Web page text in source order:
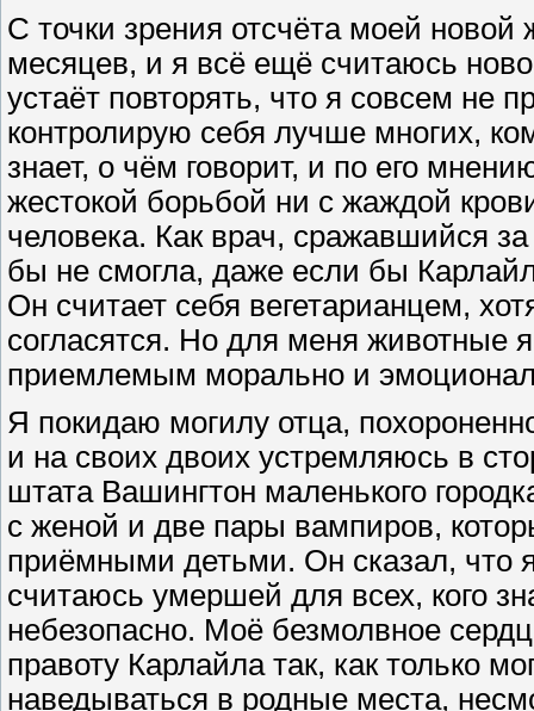
С точки зрения отсчёта моей
месяцев, и я всё ещё считаюсь
устаёт повторять, что я совсем не
контролирую себя лучше многих,
знает, о чём говорит, и по его
жестокой борьбой ни с жаждой
человека. Как врач, сражавшийся
бы не смогла, даже если бы
Он считает себя вегетарианцем,
согласятся. Но для меня животные
приемлемым морально и
Я покидаю могилу отца,
и на своих двоих устремляюсь в
штата Вашингтон маленького
с женой и две пары вампиров,
приёмными детьми. Он сказал, что
считаюсь умершей для всех, кого
небезопасно. Моё безмолвное
правоту Карлайла так, как только
наведываться в родные места,